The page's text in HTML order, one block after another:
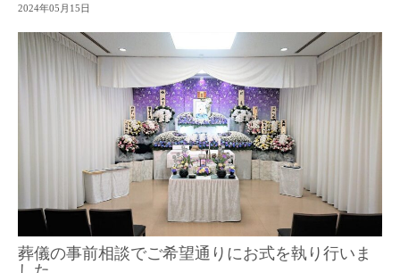
2024年05月15日
葬儀の事前相談でご希望通りにお式を執り行いま